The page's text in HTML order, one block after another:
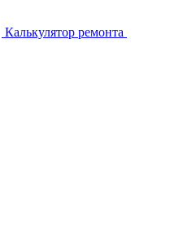
Калькулятор ремонта